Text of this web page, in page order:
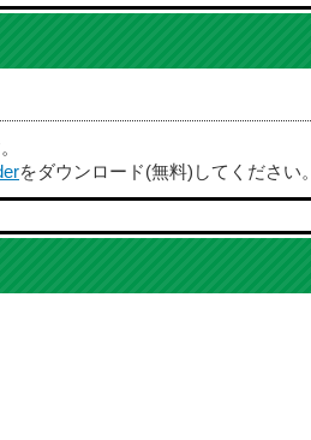
をダウンロード(無料)してください。